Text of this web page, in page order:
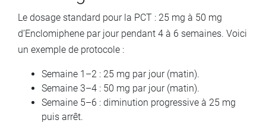
Le dosage standard pour la PCT : 25 mg à 50 mg
d’Enclomiphene par jour pendant 4 à 6 semaines. Voici
un exemple de protocole :
Semaine 1–2 : 25 mg par jour (matin).
Semaine 3–4 : 50 mg par jour (matin).
Semaine 5–6 : diminution progressive à 25 mg
puis arrêt.